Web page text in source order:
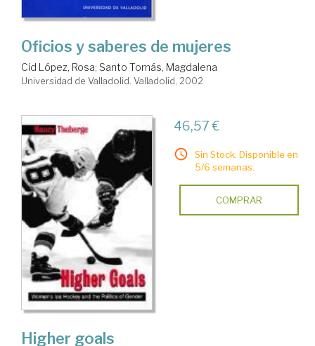
Oficios y saberes de mujeres
Cid López, Rosa; Santo Tomás, Magdalena
Universidad de Valladolid. Valladolid, 2002
46,57 €
Sin Stock. Disponible en
5/6 semanas.
COMPRAR
Higher goals